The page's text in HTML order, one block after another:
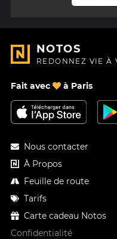
NOTOS
REDONNEZ VIE À
Fait avec à Paris
Nous contacter
À Propos
Feuille de route
Tarifs
Carte cadeau Notos
Confidentialité